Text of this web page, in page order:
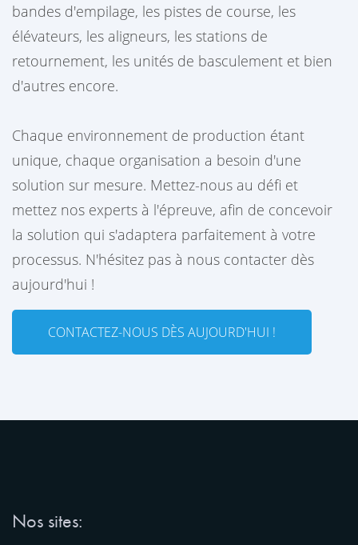
bandes d'empilage, les pistes de course, les
élévateurs, les aligneurs, les stations de
retournement, les unités de basculement et bien
d'autres encore.
Chaque environnement de production étant
unique, chaque organisation a besoin d'une
solution sur mesure. Mettez-nous au défi et
mettez nos experts à l'épreuve, afin de concevoir
la solution qui s'adaptera parfaitement à votre
processus. N'hésitez pas à nous contacter dès
aujourd'hui !
CONTACTEZ-NOUS DÈS AUJOURD'HUI !
Nos sites: